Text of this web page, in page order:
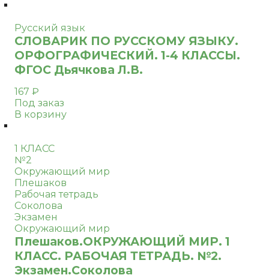
Русский язык
СЛОВАРИК ПО РУССКОМУ ЯЗЫКУ.
ОРФОГРАФИЧЕСКИЙ. 1-4 КЛАССЫ.
ФГОС Дьячкова Л.В.
167 ₽
Под заказ
В корзину
1 КЛАСС
№2
Окружающий мир
Плешаков
Рабочая тетрадь
Соколова
Экзамен
Окружающий мир
Плешаков.ОКРУЖАЮЩИЙ МИР. 1
КЛАСС. РАБОЧАЯ ТЕТРАДЬ. №2.
Экзамен.Соколова